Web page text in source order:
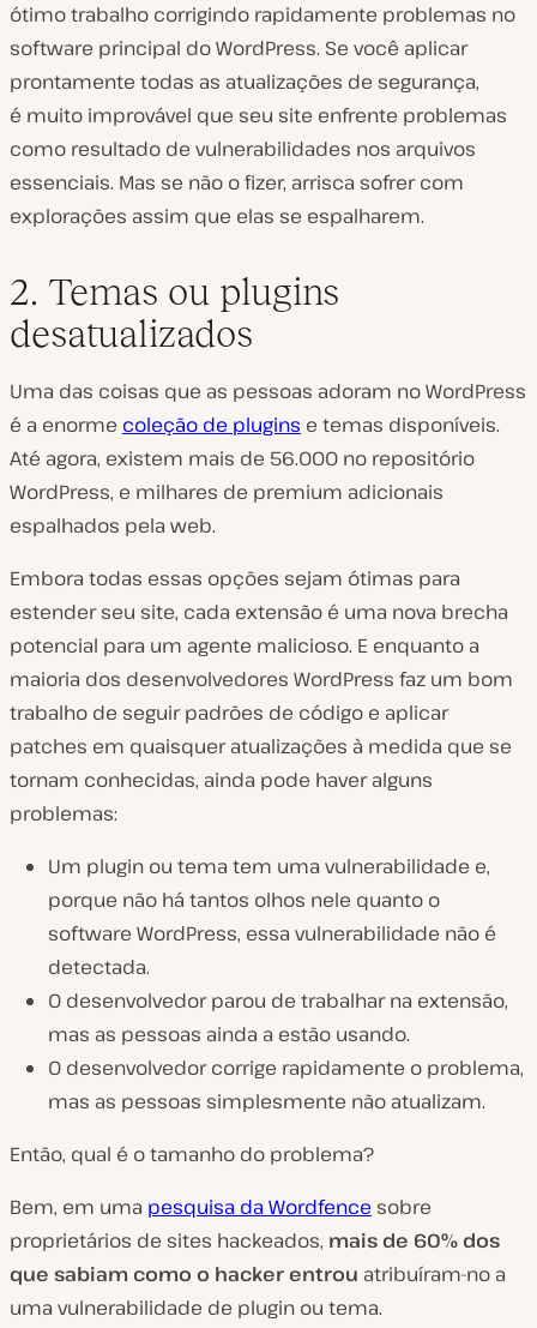
ótimo trabalho corrigindo rapidamente problemas no
software principal do WordPress. Se você aplicar
prontamente todas as atualizações de segurança,
é muito improvável que seu site enfrente problemas
como resultado de vulnerabilidades nos arquivos
essenciais. Mas se não o fizer, arrisca sofrer com
explorações assim que elas se espalharem.
2. Temas ou plugins
desatualizados
Uma das coisas que as pessoas adoram no WordPress
é a enorme coleção de plugins e temas disponíveis.
Até agora, existem mais de 56.000 no repositório
WordPress, e milhares de premium adicionais
espalhados pela web.
Embora todas essas opções sejam ótimas para
estender seu site, cada extensão é uma nova brecha
potencial para um agente malicioso. E enquanto a
maioria dos desenvolvedores WordPress faz um bom
trabalho de seguir padrões de código e aplicar
patches em quaisquer atualizações à medida que se
tornam conhecidas, ainda pode haver alguns
problemas:
Um plugin ou tema tem uma vulnerabilidade e,
porque não há tantos olhos nele quanto o
software WordPress, essa vulnerabilidade não é
detectada.
O desenvolvedor parou de trabalhar na extensão,
mas as pessoas ainda a estão usando.
O desenvolvedor corrige rapidamente o problema,
mas as pessoas simplesmente não atualizam.
Então, qual é o tamanho do problema?
Bem, em uma pesquisa da Wordfence sobre
proprietários de sites hackeados, mais de 60% dos
que sabiam como o hacker entrou atribuíram-no a
uma vulnerabilidade de plugin ou tema.